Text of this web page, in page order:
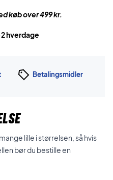
køb over 499 kr.
hverdage
Betalingsmidler
lille i størrelsen, så hvis
bør du bestille en